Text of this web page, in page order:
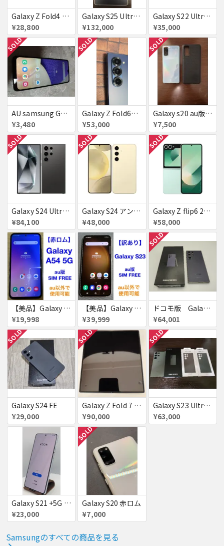
Galaxy Z Fold4 SCG16 au グレイグリーン 送料無料
¥28,800
Galaxy S25 Ultra 1TB SCG32
¥132,000
Galaxy S22 Ultra SCG14 ファントムブラック au 送料無料
¥35,000
SOLD
AU samsung GALAXY a32 5g 64GB ▲
¥3,480
SOLD
Galaxy Z Fold6（au版 / SCG28）※ネットワーク利用制限☓・SIMロック解除
¥53,000
SOLD
Galaxy s20 au版 赤ロム ケース付き
¥7,500
SOLD
Galaxy S24 Ultra SCG26 256GB au チタニウムブラック 送料無料
¥84,100
SOLD
Galaxy S24 アンバー イエロー 256GB 送料無料
¥48,000
SOLD
Galaxy Z flip6 256GB ミント au 送料無料
¥58,000
【美品】Galaxy A54 5G 128GB 赤ロム
¥19,998
【美品】Galaxy S23 256GB 赤ロム
¥39,999
SOLD
ドコモ版 Galaxy S24 Ultra
¥64,001
SOLD
Galaxy S24 FE
¥29,000
SOLD
Galaxy Z Fold 7 au版 SCG34 赤ロム
¥90,000
SOLD
Galaxy S23 Ultra SC-52D docomo グリーン
¥63,000
Galaxy S21 +5G 256GB
¥23,000
SOLD
Galaxy S20 赤ロム
¥7,000
Samsungのすべての商品を見る